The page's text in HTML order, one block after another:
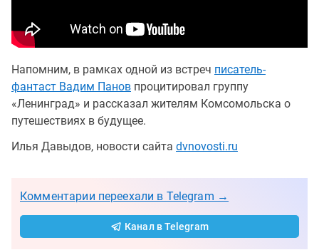
Напомним, в рамках одной из встреч писатель-
фантаст Вадим Панов процитировал группу
«Ленинград» и рассказал жителям Комсомольска о
путешествиях в будущее.
Илья Давыдов, новости сайта dvnovosti.ru
Комментарии переехали в Telegram →
Канал в Telegram